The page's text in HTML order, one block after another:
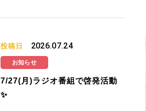
投稿日 2026.07.24
お知らせ
7/27(月)ラジオ番組で啓発活動
✨